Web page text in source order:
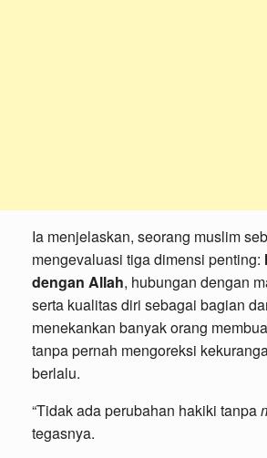
Ia menjelaskan, seorang muslim
mengevaluasi tiga dimensi penting:
dengan Allah, hubungan dengan
serta kualitas diri sebagai bagian
menekankan banyak orang
tanpa pernah mengoreksi
berlalu.
“Tidak ada perubahan hakiki tanpa
tegasnya.